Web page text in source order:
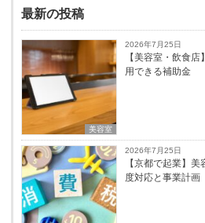
最新の投稿
美容室
2026年7月25日
【美容室・飲食
用できる補助金
2026年7月25日
【京都で起業】
度対応と事業計画